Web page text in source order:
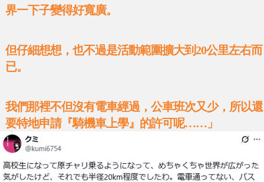
界一下子變得好寬廣。
但仔細想想，也不過是活動範圍擴大到20公里左右而
已。
我們那裡不但沒有電車經過，公車班次又少，所以還
要特地申請『騎機車上學』的許可呢……」